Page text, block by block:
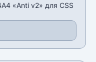
«Anti v2» для CSS